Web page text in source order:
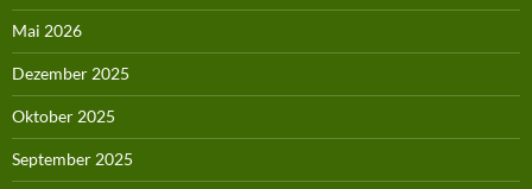
Mai 2026
Dezember 2025
Oktober 2025
September 2025